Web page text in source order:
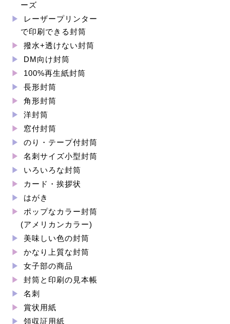
ーズ
レーザープリンター
で印刷できる封筒
撥水+透けない封筒
DM向け封筒
100%再生紙封筒
長形封筒
角形封筒
洋封筒
窓付封筒
のり・テープ付封筒
名刺サイズ小型封筒
いろいろな封筒
カード・挨拶状
はがき
ポップなカラー封筒
(アメリカンカラー)
美味しい色の封筒
かなり上質な封筒
女子部の商品
封筒と印刷の見本帳
名刺
賞状用紙
領収証用紙